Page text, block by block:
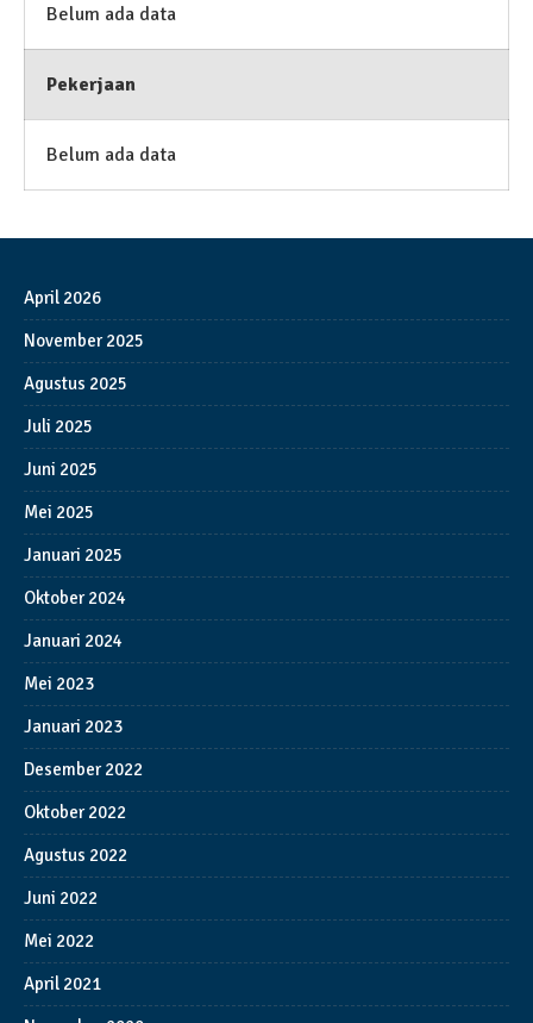
Belum ada data
Pekerjaan
Belum ada data
April 2026
November 2025
Agustus 2025
Juli 2025
Juni 2025
Mei 2025
Januari 2025
Oktober 2024
Januari 2024
Mei 2023
Januari 2023
Desember 2022
Oktober 2022
Agustus 2022
Juni 2022
Mei 2022
April 2021